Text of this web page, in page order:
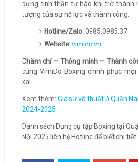
dựng tinh thần tự hào khi trở thành
tượng của sự nỗ lực và thành công.
Hotline/Zalo:0985.0985.37
Website:vimido.vn
Chăm chỉ – Thông minh – Thành
cùng VimiDo Boxing chinh phục
xa!
Xem thêm: Gia sư võ thuật ở Quận
2024-2025
Danh sách Dụng cụ tập Boxing tại
Nội 2025 liên hệ Hotline để biết chi tiết